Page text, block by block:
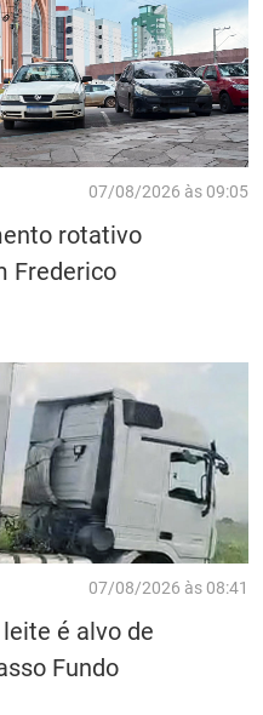
07/08/2026 às 09:05
rotativo
Frederico
07/08/2026 às 08:41
é alvo de
Fundo